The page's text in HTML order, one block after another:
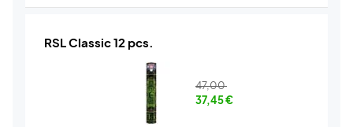
RSL Classic 12 pcs.
47,00
37,45€